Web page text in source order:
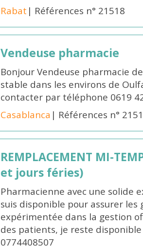
Rabat | Références n° 21518
Vendeuse pharmacie
Bonjour Vendeuse pharmacie
stable dans les environs de
contacter par téléphone 0619
Casablanca | Références n°
REMPLACEMENT MI-
et jours féries)
Pharmacienne avec une solide
suis disponible pour assurer les
expérimentée dans la gestion
des patients, je reste
0774408507